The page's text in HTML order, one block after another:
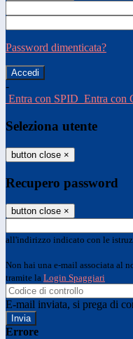
Password dimenticata?
-
Entra con SPID Entra con
Seleziona utente
button close ×
Recupero password
button close ×
all'indirizzo indicato con le
Non hai una e-mail associata al
tramite la Login Spaggiari
E-mail inviata, si prega di
Errore